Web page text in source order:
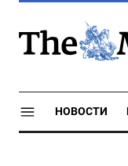
НОВОСТИ